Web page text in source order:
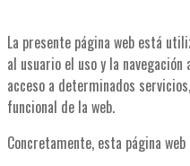
La presente página web está
al usuario el uso y la
acceso a determinados
funcional de la web.
Concretamente, esta página